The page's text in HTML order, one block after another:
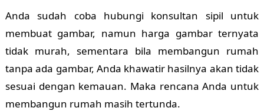
Anda sudah coba hubungi konsultan sipil untuk
membuat gambar, namun harga gambar ternyata
tidak murah, sementara bila membangun rumah
tanpa ada gambar, Anda khawatir hasilnya akan tidak
sesuai dengan kemauan. Maka rencana Anda untuk
membangun rumah masih tertunda.